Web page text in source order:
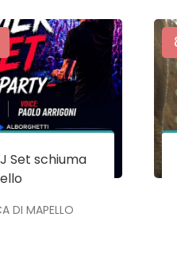
Set schiuma
DI MAPELLO